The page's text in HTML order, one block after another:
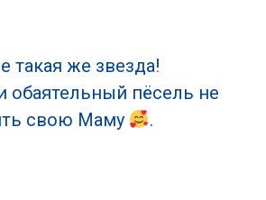
такая же звезда!
пёсель не
свою Маму
.